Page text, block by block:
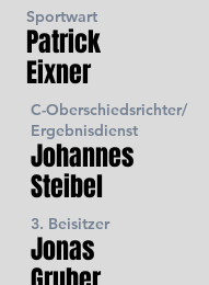
Sportwart
Patrick
Eixner
C-Oberschiedsrichter/
Ergebnisdienst
Johannes
Steibel
3. Beisitzer
Jonas